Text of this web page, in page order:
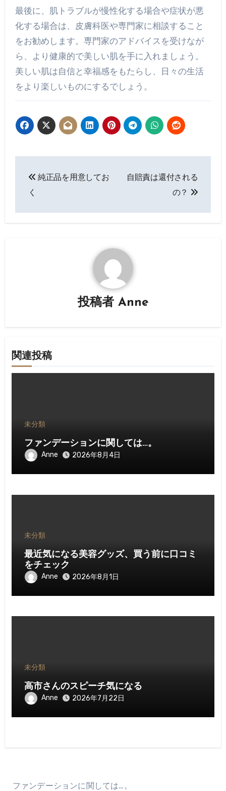
最後に、肌トラブルが慢性化する場合や症状が悪
化する場合は、皮膚科医や専門家に相談すること
をお勧めします。専門家のアドバイスを受けなが
ら、より健康的で美しい肌を手に入れましょう。
美しい肌は自信と幸福感をもたらし、日々の生活
をより楽しいものにするでしょう。
純正品を用意してお
く
自賠責は還付される
の？
投稿者 Anne
関連投稿
未分類
ファンデーションに関しては…。
Anne 2026年8月4日
未分類
最近気になる美容グッズ、買う前に口コミ
をチェック
Anne 2026年8月1日
未分類
高市さんのスピーチ気になる
Anne 2026年7月22日
ファンデーションに関しては…。